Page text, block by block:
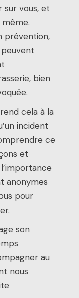
sur vous, et
prévention,
bien
cela à la
incident
ce
et
anonymes
pour
son
au
nous